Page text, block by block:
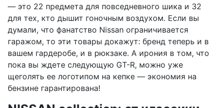
— это 22 предмета для повседневного шика и 32
для тех, кто дышит гоночным воздухом. Если вы
думали, что фанатство Nissan ограничивается
гаражом, то эти товары докажут: бренд теперь и в
вашем гардеробе, и в рюкзаке. А ирония в том, что
пока вы ждете следующую GT-R, можно уже
щеголять ее логотипом на кепке — экономия на
бензине гарантирована!